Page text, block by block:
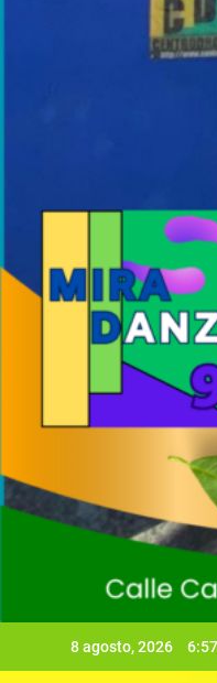
8 agosto, 2026